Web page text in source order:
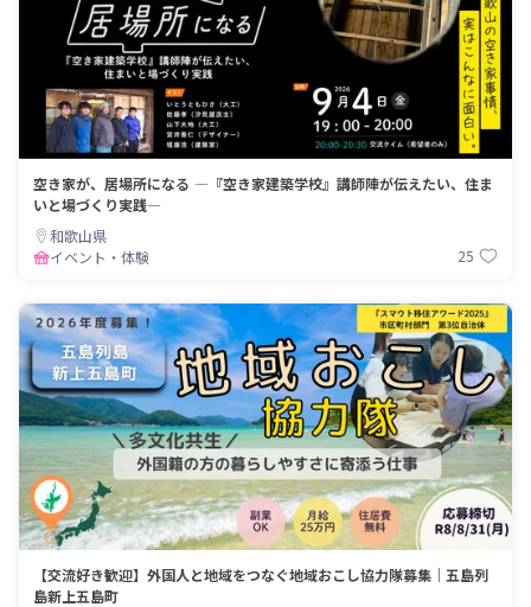
空き家が、居場所になる ―『空き家建築学校』講師陣が伝えたい、住ま
いと場づくり実践―
和歌山県
イベント・体験
25
【交流好き歓迎】外国人と地域をつなぐ地域おこし協力隊募集｜五島列
島新上五島町